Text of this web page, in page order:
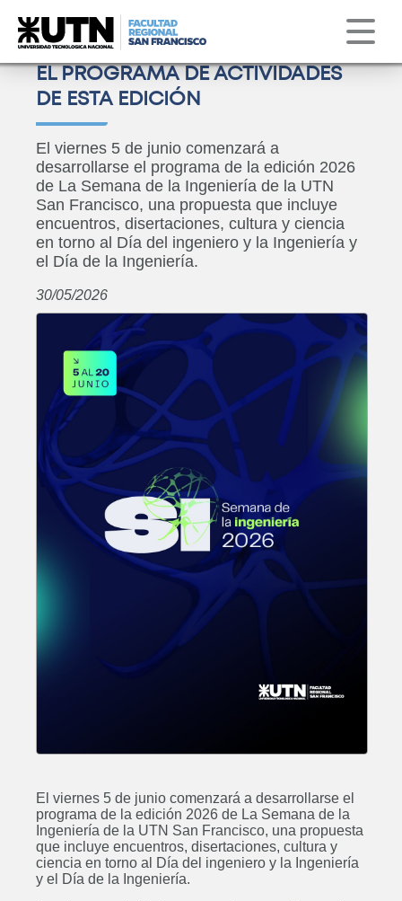
Institucional Obs. Astronómico
EL PROGRAMA DE ACTIVIDADES
DE ESTA EDICIÓN
El viernes 5 de junio comenzará a
desarrollarse el programa de la edición 2026
de La Semana de la Ingeniería de la UTN
San Francisco, una propuesta que incluye
encuentros, disertaciones, cultura y ciencia
en torno al Día del ingeniero y la Ingeniería y
el Día de la Ingeniería.
30/05/2026
El viernes 5 de junio comenzará a desarrollarse el
programa de la edición 2026 de La Semana de la
Ingeniería de la UTN San Francisco, una propuesta
que incluye encuentros, disertaciones, cultura y
ciencia en torno al Día del ingeniero y la Ingeniería
y el Día de la Ingeniería.